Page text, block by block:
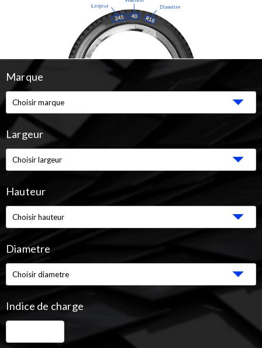
Marque
Largeur
Hauteur
Diametre
Indice de charge